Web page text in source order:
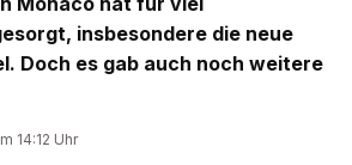
insbesondere die neue
Doch es gab auch noch weitere
14:12 Uhr